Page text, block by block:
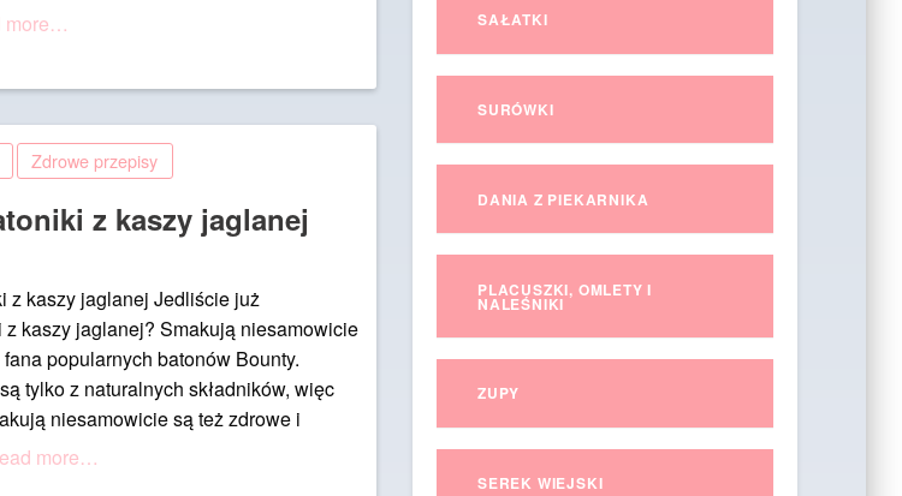
more…
Zdrowe przepisy
z kaszy jaglanej
z kaszy jaglanej Jedliście już
kaszy jaglanej? Smakują niesamowicie
popularnych batonów Bounty.
tylko z naturalnych składników, więc
niesamowicie są też zdrowe i
more…
SAŁATKI
SURÓWKI
DANIA Z PIEKARNIKA
PLACUSZKI, OMLETY I
NALEŚNIKI
ZUPY
SEREK WIEJSKI